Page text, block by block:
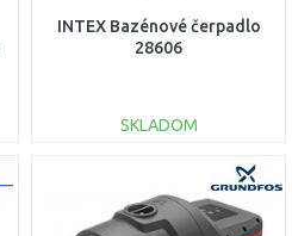
INTEX Bazénové čerpadlo
28606
SKLADOM
Porovnať